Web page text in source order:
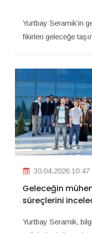
Yurtbay Seramik’in
fikirleri geleceğe
30.04.2026 10:47
Geleceğin
süreçlerini
Yurtbay Seramik,